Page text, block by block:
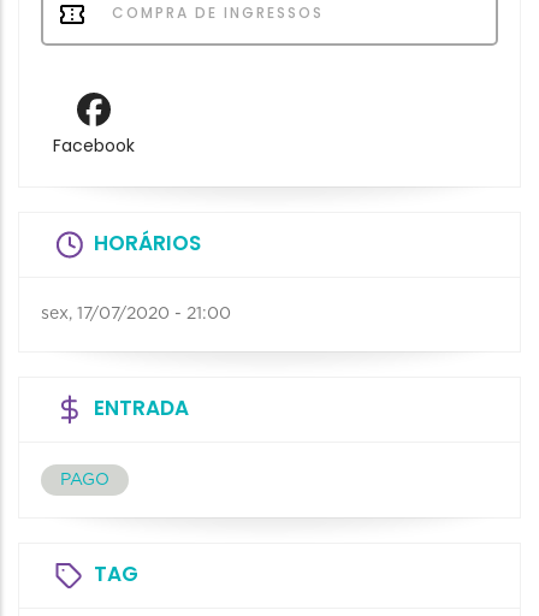
COMPRA DE INGRESSOS
Facebook
HORÁRIOS
sex, 17/07/2020 - 21:00
ENTRADA
PAGO
TAG